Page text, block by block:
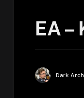
EA
Dark